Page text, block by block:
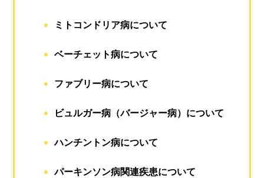
ミトコンドリア病について
ベーチェット病について
ファブリー病について
ビュルガー病（バージャー病）について
ハンチントン病について
パーキンソン病関連疾患について